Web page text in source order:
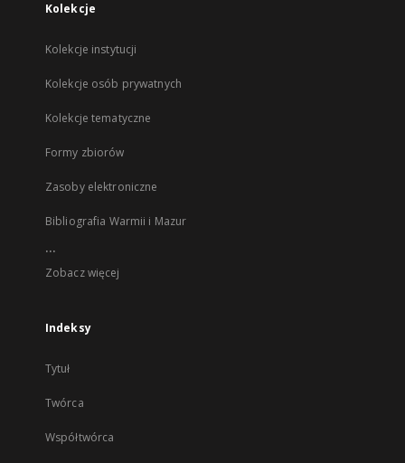
Kolekcje
Kolekcje instytucji
Kolekcje osób prywatnych
Kolekcje tematyczne
Formy zbiorów
Zasoby elektroniczne
Bibliografia Warmii i Mazur
...
Zobacz więcej
Indeksy
Tytuł
Twórca
Współtwórca